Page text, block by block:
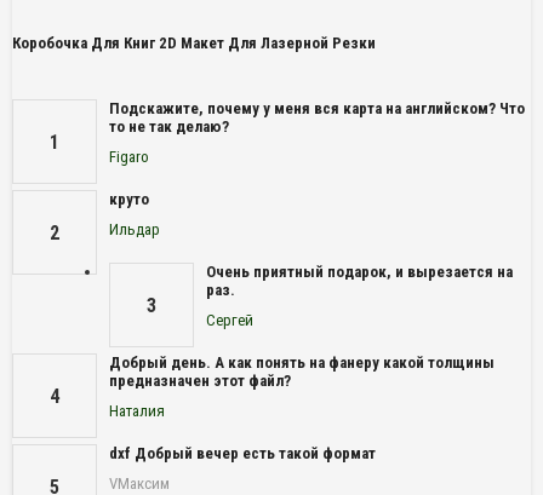
Коробочка Для Книг 2D Макет Для Лазерной Резки
1
Подскажите, почему у меня вся карта на английском? Что
то не так делаю?
Figaro
2
круто
Ильдар
3
Очень приятный подарок, и вырезается на
раз.
Сергей
4
Добрый день. А как понять на фанеру какой толщины
предназначен этот файл?
Наталия
5
dxf Добрый вечер есть такой формат
VМаксим